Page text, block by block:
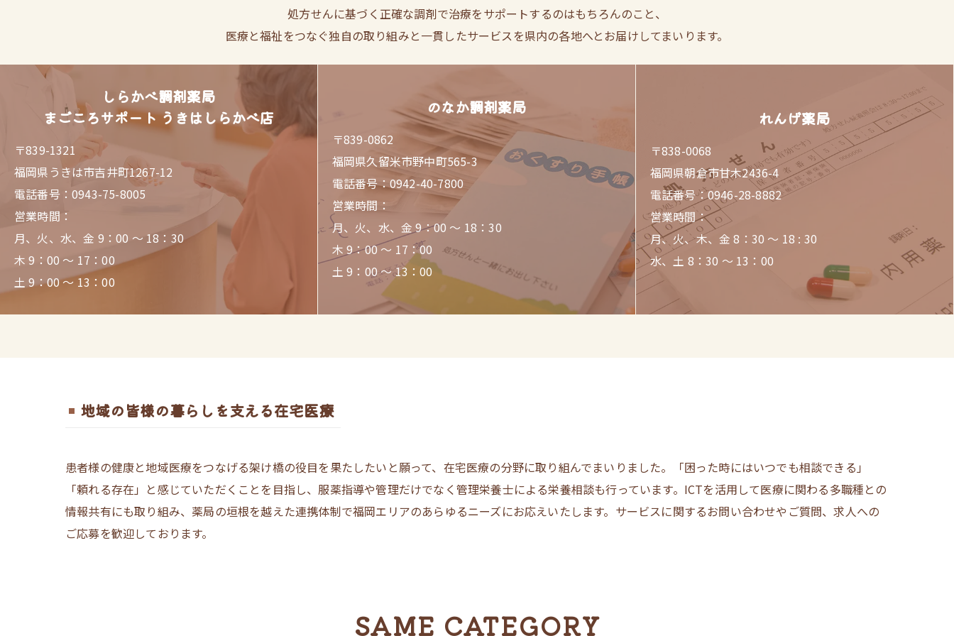
処方せんに基づく正確な調剤で治療をサポートするのはもちろんのこと、
医療と福祉をつなぐ独自の取り組みと一貫したサービスを県内の各地へとお届けしてまいります。
しらかべ調剤薬局
まごころサポート うきはしらかべ店
〒839-1321
福岡県うきは市吉井町1267-12
電話番号：0943-75-8005
営業時間：
月、火、水、金 9：00 ～ 18：30
木 9：00 ～ 17：00
土 9：00 ～ 13：00
のなか調剤薬局
〒839-0862
福岡県久留米市野中町565-3
電話番号：0942-40-7800
営業時間：
月、火、水、金 9：00 ～ 18：30
木 9：00 ～ 17：00
土 9：00 ～ 13：00
れんげ薬局
〒838-0068
福岡県朝倉市甘木2436-4
電話番号：0946-28-8882
営業時間：
月、火、木、金 8：30 ～ 18 : 30
水、土 8：30 ～ 13：00
地域の皆様の暮らしを支える在宅医療
患者様の健康と地域医療をつなげる架け橋の役目を果たしたいと願って、在宅医療の分野に取り組んでまいりました。「困った時にはいつでも相談できる」
「頼れる存在」と感じていただくことを目指し、服薬指導や管理だけでなく管理栄養士による栄養相談も行っています。ICTを活用して医療に関わる多職種との
情報共有にも取り組み、薬局の垣根を越えた連携体制で福岡エリアのあらゆるニーズにお応えいたします。サービスに関するお問い合わせやご質問、求人への
ご応募を歓迎しております。
SAME CATEGORY